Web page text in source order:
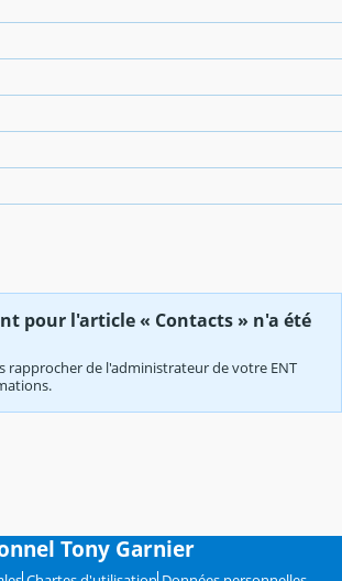
pour l'article « Contacts » n'a été
rapprocher de l'administrateur de votre ENT
Tony Garnier